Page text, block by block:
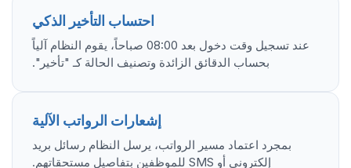
احتساب التأخير الذكي
عند تسجيل وقت دخول بعد 08:00 صباحاً، يقوم النظام آلياً
بحساب الدقائق الزائدة وتصنيف الحالة كـ "تأخير".
إشعارات الرواتب الآلية
بمجرد اعتماد مسير الرواتب، يرسل النظام رسائل بريد
إلكتروني أو SMS للموظفين بتفاصيل مستحقاتهم.